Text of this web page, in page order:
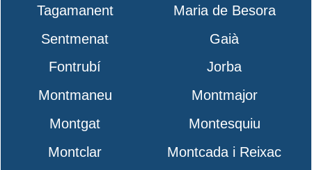
Tagamanent
Maria de Besora
Sentmenat
Gaià
Fontrubí
Jorba
Montmaneu
Montmajor
Montgat
Montesquiu
Montclar
Montcada i Reixac